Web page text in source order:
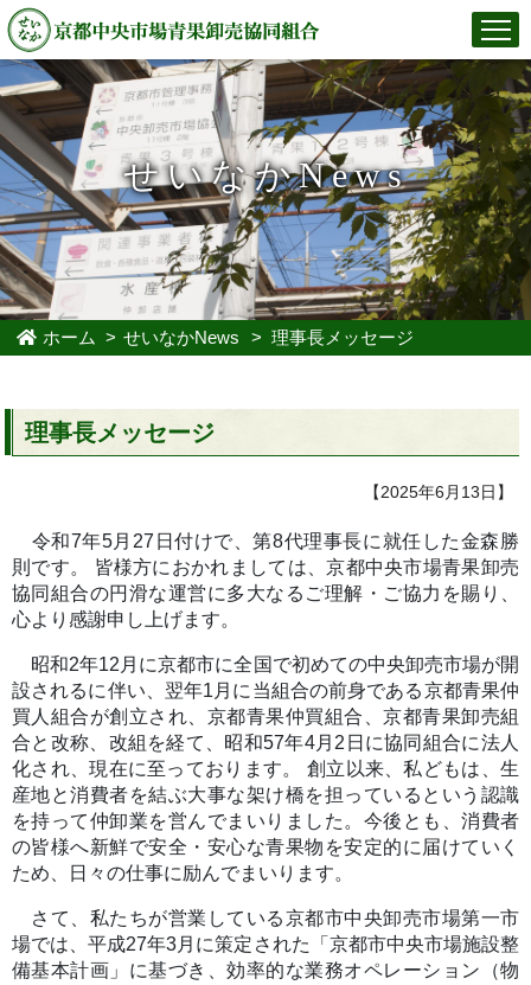
せいなかNews
ホーム > せいなかNews > 理事長メッセージ
理事長メッセージ
【2025年6月13日】
令和7年5月27日付けで、第8代理事長に就任した金森勝
則です。 皆様方におかれましては、京都中央市場青果卸売
協同組合の円滑な運営に多大なるご理解・ご協力を賜り、
心より感謝申し上げます。
昭和2年12月に京都市に全国で初めての中央卸売市場が開
設されるに伴い、翌年1月に当組合の前身である京都青果仲
買人組合が創立され、京都青果仲買組合、京都青果卸売組
合と改称、改組を経て、昭和57年4月2日に協同組合に法人
化され、現在に至っております。 創立以来、私どもは、生
産地と消費者を結ぶ大事な架け橋を担っているという認識
を持って仲卸業を営んでまいりました。今後とも、消費者
の皆様へ新鮮で安全・安心な青果物を安定的に届けていく
ため、日々の仕事に励んでまいります。
さて、私たちが営業している京都市中央卸売市場第一市
場では、平成27年3月に策定された「京都市中央市場施設整
備基本計画」に基づき、効率的な業務オペレーション（物